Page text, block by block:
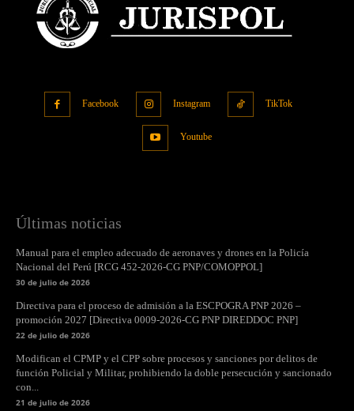
Facebook Instagram TikTok
Youtube
Últimas noticias
Manual para el empleo adecuado de aeronaves y drones en la Policía
Nacional del Perú [RCG 452-2026-CG PNP/COMOPPOL]
30 de julio de 2026
Directiva para el proceso de admisión a la ESCPOGRA PNP 2026 –
promoción 2027 [Directiva 0009-2026-CG PNP DIREDDOC PNP]
22 de julio de 2026
Modifican el CPMP y el CPP sobre procesos y sanciones por delitos de
función Policial y Militar, prohibiendo la doble persecución y sancionado
con...
21 de julio de 2026